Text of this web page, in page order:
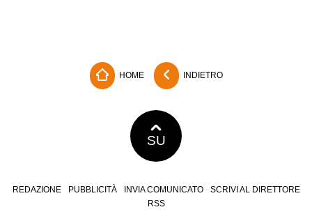
HOME INDIETRO
SU
REDAZIONE PUBBLICITÀ INVIA COMUNICATO
SCRIVI AL DIRETTORE
RSS